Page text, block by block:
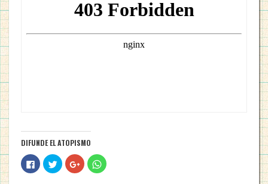
DIFUNDE EL ATOPISMO
Haz
clic
para
Haz
clic
para
Haz
clic
para
Haz
clic